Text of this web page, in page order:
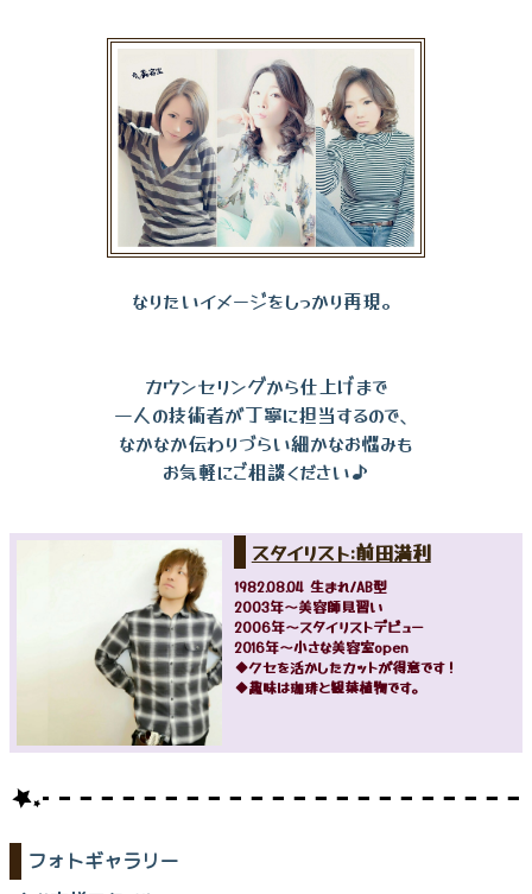
なりたいイメージをしっかり再現。
カウンセリングから仕上げまで
一人の技術者が丁寧に担当するので、
なかなか伝わりづらい細かなお悩みも
お気軽にご相談ください♪
スタイリスト:前田満利
1982.08.04 生まれ/AB型
2003年～美容師見習い
2006年～スタイリストデビュー
2016年～小さな美容室open
◆クセを活かしたカットが得意です！
◆趣味は珈琲と観葉植物です。
フォトギャラリー